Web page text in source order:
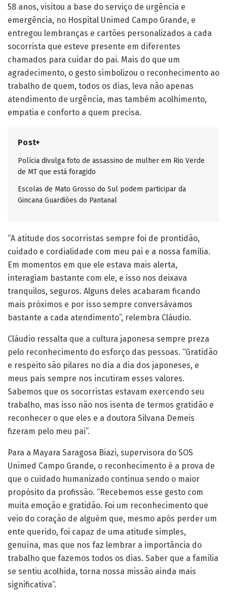
58 anos, visitou a base do serviço de urgência e
emergência, no Hospital Unimed Campo Grande, e
entregou lembranças e cartões personalizados a cada
socorrista que esteve presente em diferentes
chamados para cuidar do pai. Mais do que um
agradecimento, o gesto simbolizou o reconhecimento ao
trabalho de quem, todos os dias, leva não apenas
atendimento de urgência, mas também acolhimento,
empatia e conforto a quem precisa.
Post+
Polícia divulga foto de assassino de mulher em Rio Verde
de MT que está foragido
Escolas de Mato Grosso do Sul podem participar da
Gincana Guardiões do Pantanal
“A atitude dos socorristas sempre foi de prontidão,
cuidado e cordialidade com meu pai e a nossa família.
Em momentos em que ele estava mais alerta,
interagiam bastante com ele, e isso nos deixava
tranquilos, seguros. Alguns deles acabaram ficando
mais próximos e por isso sempre conversávamos
bastante a cada atendimento”, relembra Cláudio.
Cláudio ressalta que a cultura japonesa sempre preza
pelo reconhecimento do esforço das pessoas. “Gratidão
e respeito são pilares no dia a dia dos japoneses, e
meus pais sempre nos incutiram esses valores.
Sabemos que os socorristas estavam exercendo seu
trabalho, mas isso não nos isenta de termos gratidão e
reconhecer o que eles e a doutora Silvana Demeis
fizeram pelo meu pai”.
Para a Mayara Saragosa Biazi, supervisora do SOS
Unimed Campo Grande, o reconhecimento é a prova de
que o cuidado humanizado continua sendo o maior
propósito da profissão. “Recebemos esse gesto com
muita emoção e gratidão. Foi um reconhecimento que
veio do coração de alguém que, mesmo após perder um
ente querido, foi capaz de uma atitude simples,
genuína, mas que nos faz lembrar a importância do
trabalho que fazemos todos os dias. Saber que a família
se sentiu acolhida, torna nossa missão ainda mais
significativa”.